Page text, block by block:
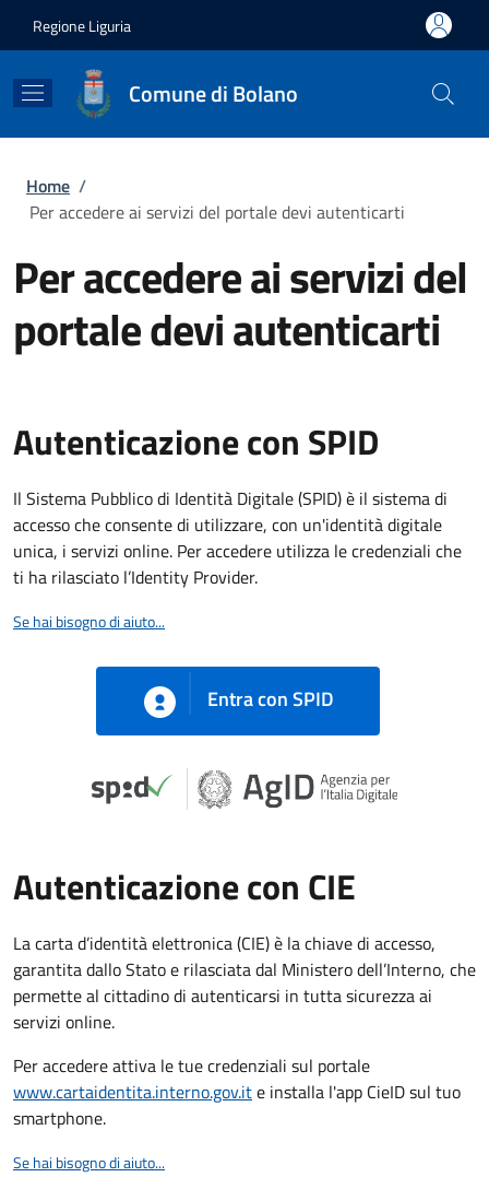
Regione Liguria
Comune di Bolano
Briciole di pane
Home /
Per accedere ai servizi del portale devi autenticarti
Per accedere ai servizi del
portale devi autenticarti
Autenticazione con SPID
Il Sistema Pubblico di Identità Digitale (SPID) è il sistema di
accesso che consente di utilizzare, con un'identità digitale
unica, i servizi online. Per accedere utilizza le credenziali che
ti ha rilasciato l’Identity Provider.
Se hai bisogno di aiuto...
Entra con SPID
Autenticazione con CIE
La carta d’identità elettronica (CIE) è la chiave di accesso,
garantita dallo Stato e rilasciata dal Ministero dell’Interno, che
permette al cittadino di autenticarsi in tutta sicurezza ai
servizi online.
Per accedere attiva le tue credenziali sul portale
www.cartaidentita.interno.gov.ite installa l'app CieID sul tuo
smartphone.
Se hai bisogno di aiuto...